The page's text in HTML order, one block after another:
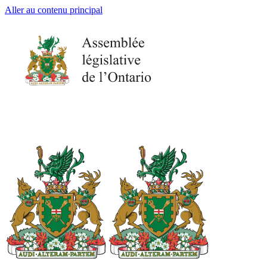
Aller au contenu principal